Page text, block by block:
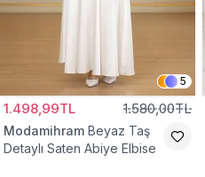
5
1.498,99TL 1.580,00TL
Modamihram Beyaz Taş
Detaylı Saten Abiye Elbise